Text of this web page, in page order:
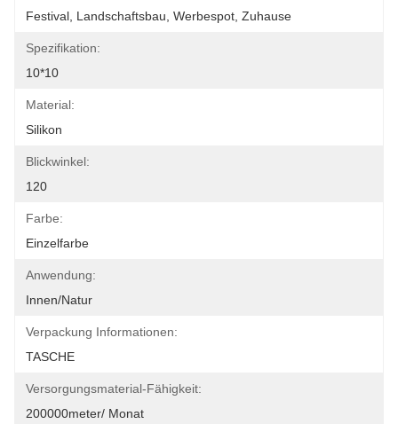
Festival, Landschaftsbau, Werbespot, Zuhause
Spezifikation:
10*10
Material:
Silikon
Blickwinkel:
120
Farbe:
Einzelfarbe
Anwendung:
Innen/Natur
Verpackung Informationen:
TASCHE
Versorgungsmaterial-Fähigkeit:
200000meter/ Monat